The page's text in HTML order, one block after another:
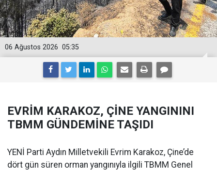
05:35
06 Ağustos 2026
EVRİM KARAKOZ, ÇİNE YANGININI
TBMM GÜNDEMİNE TAŞIDI
YENİ Parti Aydın Milletvekili Evrim Karakoz, Çine’de
dört gün süren orman yangınıyla ilgili TBMM Genel